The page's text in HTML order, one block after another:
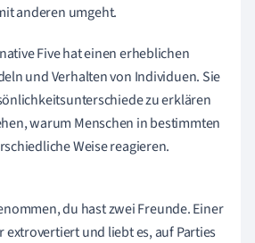
anderen umgeht.
Five hat einen erheblichen
und Verhalten von Individuen. Sie
zu erklären
warum Menschen in bestimmten
Weise reagieren.
du hast zwei Freunde. Einer
extrovertiert und liebt es, auf Parties